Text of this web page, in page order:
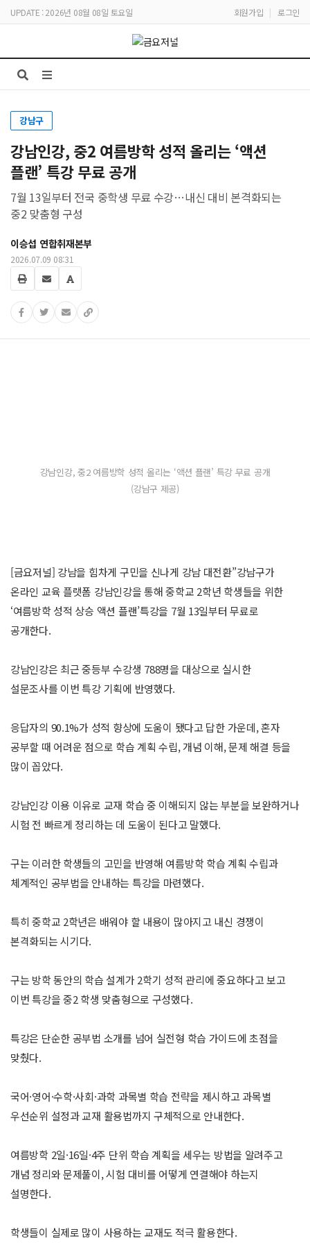
UPDATE : 2026년 08월 08일 토요일 회원가입 | 로그인
강남구
강남인강, 중2 여름방학 성적 올리는 ‘액션
플랜’ 특강 무료 공개
7월 13일부터 전국 중학생 무료 수강…내신 대비 본격화되는
중2 맞춤형 구성
이승섭 연합취재본부
2026.07.09 08:31
강남인강, 중2 여름방학 성적 올리는 ‘액션 플랜’ 특강 무료 공개
(강남구 제공)
[금요저널] 강남을 힘차게 구민을 신나게 강남 대전환”강남구가
온라인 교육 플랫폼 강남인강을 통해 중학교 2학년 학생들을 위한
‘여름방학 성적 상승 액션 플랜’특강을 7월 13일부터 무료로
공개한다.
강남인강은 최근 중등부 수강생 788명을 대상으로 실시한
설문조사를 이번 특강 기획에 반영했다.
응답자의 90.1%가 성적 향상에 도움이 됐다고 답한 가운데, 혼자
공부할 때 어려운 점으로 학습 계획 수립, 개념 이해, 문제 해결 등을
많이 꼽았다.
강남인강 이용 이유로 교재 학습 중 이해되지 않는 부분을 보완하거나
시험 전 빠르게 정리하는 데 도움이 된다고 말했다.
구는 이러한 학생들의 고민을 반영해 여름방학 학습 계획 수립과
체계적인 공부법을 안내하는 특강을 마련했다.
특히 중학교 2학년은 배워야 할 내용이 많아지고 내신 경쟁이
본격화되는 시기다.
구는 방학 동안의 학습 설계가 2학기 성적 관리에 중요하다고 보고
이번 특강을 중2 학생 맞춤형으로 구성했다.
특강은 단순한 공부법 소개를 넘어 실전형 학습 가이드에 초점을
맞췄다.
국어·영어·수학·사회·과학 과목별 학습 전략을 제시하고 과목별
우선순위 설정과 교재 활용법까지 구체적으로 안내한다.
여름방학 2일·16일·4주 단위 학습 계획을 세우는 방법을 알려주고
개념 정리와 문제풀이, 시험 대비를 어떻게 연결해야 하는지
설명한다.
학생들이 실제로 많이 사용하는 교재도 적극 활용한다.